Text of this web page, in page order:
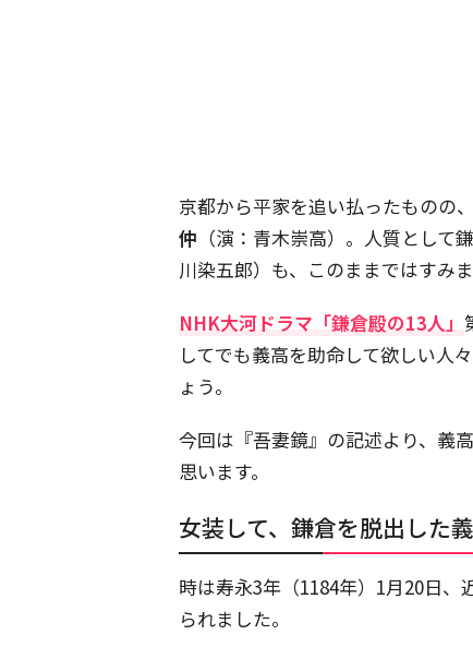
京都から平家を追い払ったものの
仲 （演：青木崇高）。人質として
川染五郎）も、このままではすみま
NHK大河ドラマ「鎌倉殿の13人」
してでも義高を助命して欲しい人
ょう。
今回は『吾妻鏡』の記述より、義
思います。
女装して、鎌倉を脱出した
時は寿永3年（1184年）1月20日
られました。